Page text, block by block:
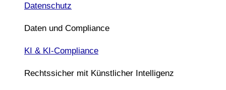
Datenschutz
Daten und Compliance
KI & KI-Compliance
Rechtssicher mit Künstlicher Intelligenz